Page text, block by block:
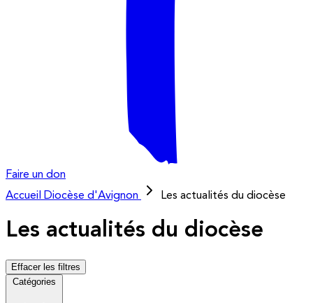
Faire un don
Accueil
Diocèse d'Avignon Les actualités du diocèse
Les actualités du diocèse
Effacer les filtres
Catégories